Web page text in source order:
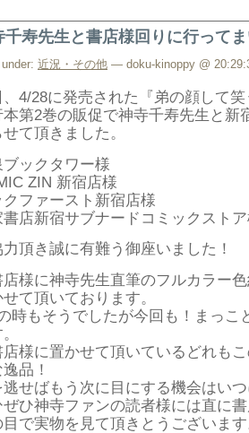
千寿先生と書店様回りに行って
近況・その他 — doku-kinoppy @
、4/28に発売された『弟の顔して
本第2巻の販促で神寺千寿先生と新
て頂きました。
ックタワー様
ZIN 新宿店様
クファースト新宿店様
書店新宿サブナードコミックスト
力頂き誠に有難う御座いました！
店様に神寺先生直筆のフルカラー
て頂いております。
時もそうでしたが今回も！まっこ
店様に置かせて頂いているどれも
品！
逃せばもう次に目にする機会はい
ぜひ神寺ファンの読者様には直に
目で実物を見て頂きとうございま